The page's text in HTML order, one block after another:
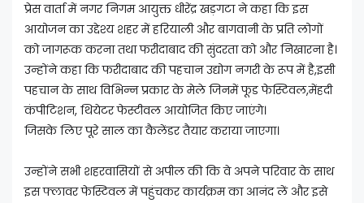
प्रेस वार्ता में नगर निगम आयुक्त धीरेंद्र खड़गटा ने कहा कि इस
आयोजन का उद्देश्य शहर में हरियाली और बागवानी के प्रति लोगों
को जागरूक करना तथा फरीदाबाद की सुंदरता को और निखारना है।
उन्होंने कहा कि फरीदाबाद की पहचान उद्योग नगरी के रूप में है,इसी
पहचान के साथ विभिन्न प्रकार के मेले जिनमें फूड फेस्टिवल,मेंहदी
कंपीटिशन, थियेटर फेस्टीवल आयोजित किए जाएंगे।
जिसके लिए पूरे साल का कैलेंडर तैयार कराया जाएगा।
उन्होंने सभी शहरवासियों से अपील की कि वे अपने परिवार के साथ
इस फ्लावर फेस्टिवल में पहुंचकर कार्यक्रम का आनंद लें और इसे